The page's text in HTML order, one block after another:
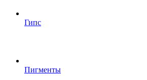
Гипс
Пигменты